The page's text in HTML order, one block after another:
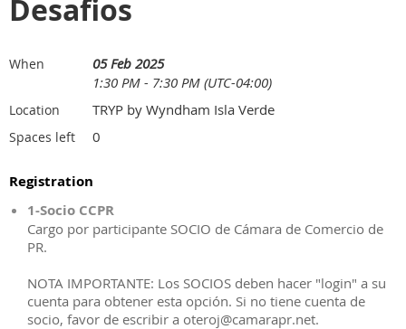
Desafios
When
05 Feb 2025
1:30 PM - 7:30 PM (UTC-04:00)
Location TRYP by Wyndham Isla Verde
Spaces left 0
Registration
1-Socio CCPR
Cargo por participante SOCIO de Cámara de Comercio de
PR.
NOTA IMPORTANTE: Los SOCIOS deben hacer "login" a su
cuenta para obtener esta opción. Si no tiene cuenta de
socio, favor de escribir a oteroj@camarapr.net.